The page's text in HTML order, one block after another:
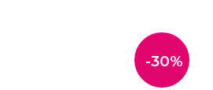
-30%